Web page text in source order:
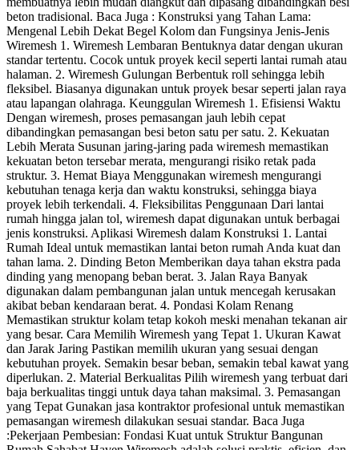
beton tradisional. Baca Juga : Konstruksi yang Tahan Lama:
Mengenal Lebih Dekat Begel Kolom dan Fungsinya Jenis-Jenis
Wiremesh 1. Wiremesh Lembaran Bentuknya datar dengan ukuran
standar tertentu. Cocok untuk proyek kecil seperti lantai rumah atau
halaman. 2. Wiremesh Gulungan Berbentuk roll sehingga lebih
fleksibel. Biasanya digunakan untuk proyek besar seperti jalan raya
atau lapangan olahraga. Keunggulan Wiremesh 1. Efisiensi Waktu
Dengan wiremesh, proses pemasangan jauh lebih cepat
dibandingkan pemasangan besi beton satu per satu. 2. Kekuatan
Lebih Merata Susunan jaring-jaring pada wiremesh memastikan
kekuatan beton tersebar merata, mengurangi risiko retak pada
struktur. 3. Hemat Biaya Menggunakan wiremesh mengurangi
kebutuhan tenaga kerja dan waktu konstruksi, sehingga biaya
proyek lebih terkendali. 4. Fleksibilitas Penggunaan Dari lantai
rumah hingga jalan tol, wiremesh dapat digunakan untuk berbagai
jenis konstruksi. Aplikasi Wiremesh dalam Konstruksi 1. Lantai
Rumah Ideal untuk memastikan lantai beton rumah Anda kuat dan
tahan lama. 2. Dinding Beton Memberikan daya tahan ekstra pada
dinding yang menopang beban berat. 3. Jalan Raya Banyak
digunakan dalam pembangunan jalan untuk mencegah kerusakan
akibat beban kendaraan berat. 4. Pondasi Kolam Renang
Memastikan struktur kolam tetap kokoh meski menahan tekanan air
yang besar. Cara Memilih Wiremesh yang Tepat 1. Ukuran Kawat
dan Jarak Jaring Pastikan memilih ukuran yang sesuai dengan
kebutuhan proyek. Semakin besar beban, semakin tebal kawat yang
diperlukan. 2. Material Berkualitas Pilih wiremesh yang terbuat dari
baja berkualitas tinggi untuk daya tahan maksimal. 3. Pemasangan
yang Tepat Gunakan jasa kontraktor profesional untuk memastikan
pemasangan wiremesh dilakukan sesuai standar. Baca Juga
:Pekerjaan Pembesian: Fondasi Kuat untuk Struktur Bangunan